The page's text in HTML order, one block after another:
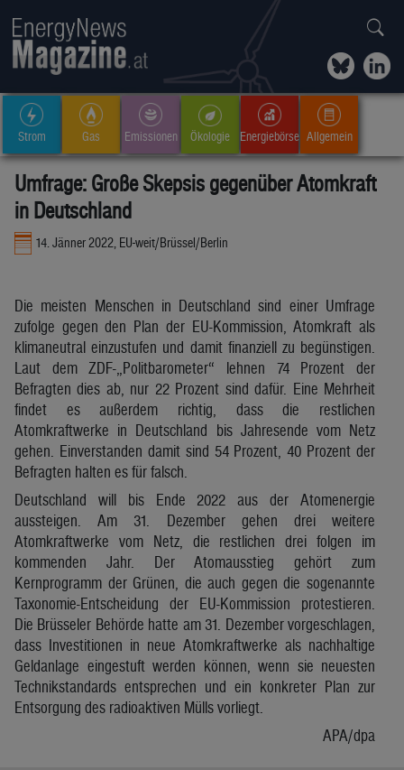
Strom Gas Emissionen Ökologie Energiebörse Allgemein
Umfrage: Große Skepsis gegenüber Atomkraft
in Deutschland
14. Jänner 2022, EU-weit/Brüssel/Berlin
Die meisten Menschen in Deutschland sind einer Umfrage
zufolge gegen den Plan der EU-Kommission, Atomkraft als
klimaneutral einzustufen und damit finanziell zu begünstigen.
Laut dem ZDF-„Politbarometer“ lehnen 74 Prozent der
Befragten dies ab, nur 22 Prozent sind dafür. Eine Mehrheit
findet es außerdem richtig, dass die restlichen
Atomkraftwerke in Deutschland bis Jahresende vom Netz
gehen. Einverstanden damit sind 54 Prozent, 40 Prozent der
Befragten halten es für falsch.
Deutschland will bis Ende 2022 aus der Atomenergie
aussteigen. Am 31. Dezember gehen drei weitere
Atomkraftwerke vom Netz, die restlichen drei folgen im
kommenden Jahr. Der Atomausstieg gehört zum
Kernprogramm der Grünen, die auch gegen die sogenannte
Taxonomie-Entscheidung der EU-Kommission protestieren.
Die Brüsseler Behörde hatte am 31. Dezember vorgeschlagen,
dass Investitionen in neue Atomkraftwerke als nachhaltige
Geldanlage eingestuft werden können, wenn sie neuesten
Technikstandards entsprechen und ein konkreter Plan zur
Entsorgung des radioaktiven Mülls vorliegt.
APA/dpa